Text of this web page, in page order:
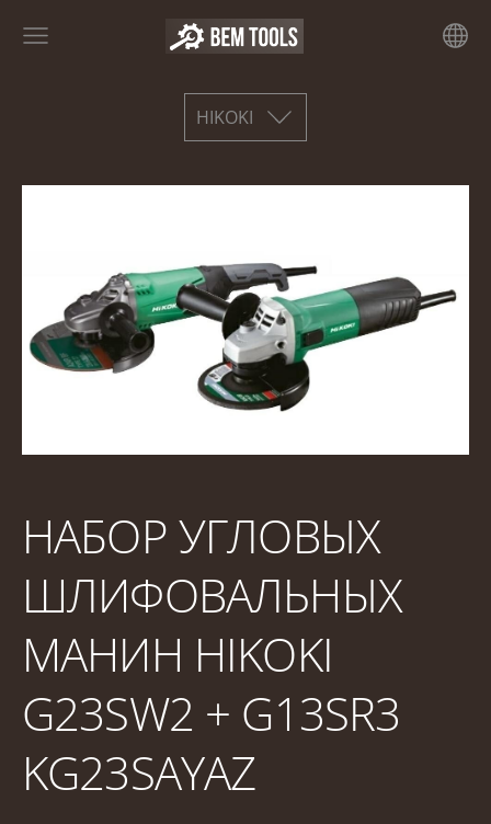
HIKOKI
НАБОР УГЛОВЫХ
ШЛИФОВАЛЬНЫХ
МАНИН HIKOKI
G23SW2 + G13SR3
KG23SAYAZ